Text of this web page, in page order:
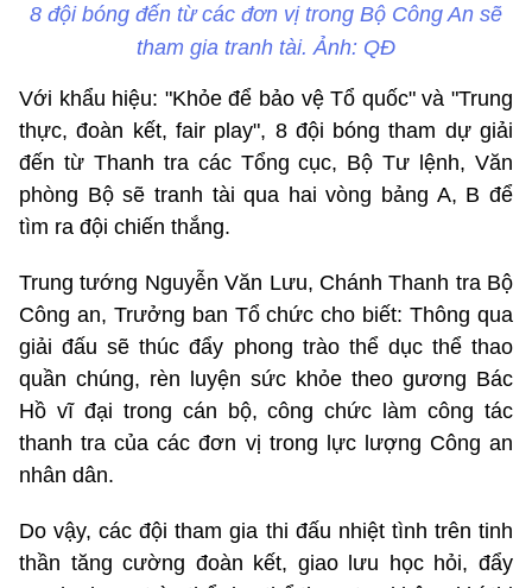
8 đội bóng đến từ các đơn vị trong Bộ Công An sẽ
tham gia tranh tài. Ảnh: QĐ
Với khẩu hiệu: "Khỏe để bảo vệ Tổ quốc" và "Trung
thực, đoàn kết, fair play", 8 đội bóng tham dự giải
đến từ Thanh tra các Tổng cục, Bộ Tư lệnh, Văn
phòng Bộ sẽ tranh tài qua hai vòng bảng A, B để
tìm ra đội chiến thắng.
Trung tướng Nguyễn Văn Lưu, Chánh Thanh tra Bộ
Công an, Trưởng ban Tổ chức cho biết: Thông qua
giải đấu sẽ thúc đẩy phong trào thể dục thể thao
quần chúng, rèn luyện sức khỏe theo gương Bác
Hồ vĩ đại trong cán bộ, công chức làm công tác
thanh tra của các đơn vị trong lực lượng Công an
nhân dân.
Do vậy, các đội tham gia thi đấu nhiệt tình trên tinh
thần tăng cường đoàn kết, giao lưu học hỏi, đẩy